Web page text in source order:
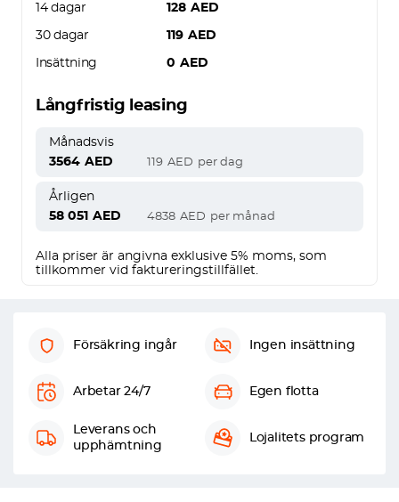
14 dagar 128 AED
30 dagar 119 AED
Insättning 0 AED
Långfristig leasing
Månadsvis
3564 AED 119 AED per dag
Årligen
58 051 AED 4838 AED per månad
Alla priser är angivna exklusive 5% moms, som
tillkommer vid faktureringstillfället.
Försäkring ingår Ingen insättning
Arbetar 24/7 Egen flotta
Leverans och
upphämtning
Lojalitets program